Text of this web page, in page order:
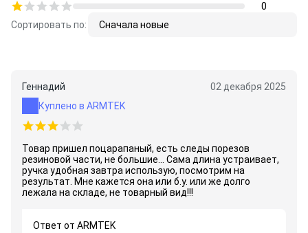
0
Сортировать по:
Сначала новые
Геннадий
02 декабря 2025
Куплено в ARMTEK
Товар пришел поцарапаный, есть следы порезов
резиновой части, не большие... Сама длина устраивает,
ручка удобная завтра использую, посмотрим на
результат. Мне кажется она или б.у. или же долго
лежала на складе, не товарный вид!!!
Ответ от ARMTEK